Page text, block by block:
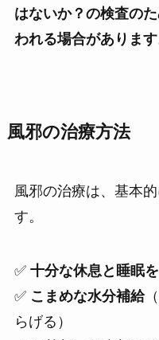
はないか？の検査の
われる場合があります
風邪の治療方法
風邪の治療は、基本
す。
✅ 十分な休息と睡眠
✅ こまめな水分補給
らげる）